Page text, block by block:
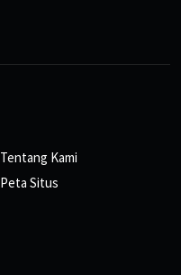
Tentang Kami
Peta Situs